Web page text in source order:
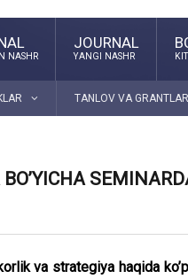
NASHR
JOURNAL
YANGI NASHR
TANLOV VA GRANTLAR
va strategiya haqida